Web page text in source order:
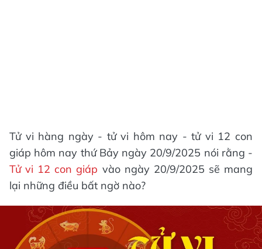
Tử vi hàng ngày - tử vi hôm nay - tử vi 12 con
giáp hôm nay thứ Bảy ngày 20/9/2025 nói rằng -
Tử vi 12 con giáp vào ngày 20/9/2025 sẽ mang
lại những điều bất ngờ nào?